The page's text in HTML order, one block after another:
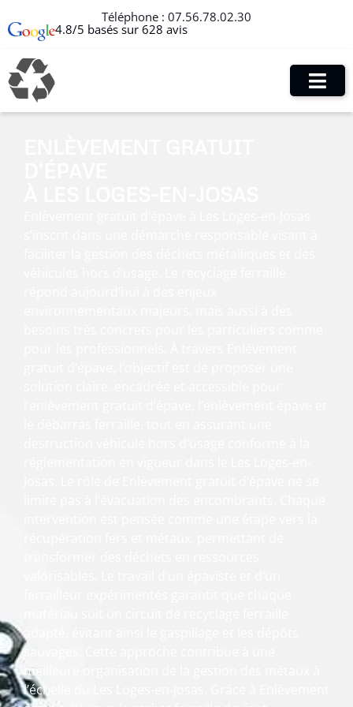
Téléphone : 07.56.78.02.30
4.8/5 basés sur 628 avis
adapté, évitant ainsi le gaspillage et les dépôts
sauvages. Cette approche contribue à une
meilleure organisation de la gestion des métaux à
l’échelle du Les Loges-en-Josas. Grâce à Enlèvement